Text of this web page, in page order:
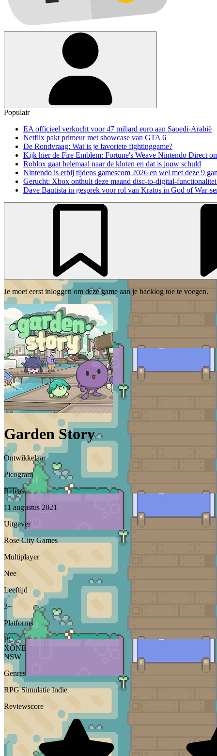
Populair
EA officieel verkocht voor 47 miljard euro aan Saoedi-Arabië
Netflix pakt primeur met showcase van GTA 6
De Rondvraag: Wat is je favoriete fightinggame?
Kijk hier de Fire Emblem: Fortune's Weave Nintendo Direct
Roblox gaat helemaal naar de kloten en dat is jouw schuld
Nintendo is erbij tijdens gamescom 2026 en wel met deze 9
Gerucht: Xbox onthult deze maand disc-to-digital-
Dave Bautista in gesprek voor rol van Kratos in God of War-
Je moet eerst inloggen om deze game aan je backlog toe te voegen.
Garden Story
Ontwikkelaar
Picogram
Release
11 augustus 2021
Uitgever
Rose City Games
Multiplayer
Nee
Leeftijd
3+
Platforms
PC
XONE
NSW
Genres
RPG Simulatie Indie
Reviewscore